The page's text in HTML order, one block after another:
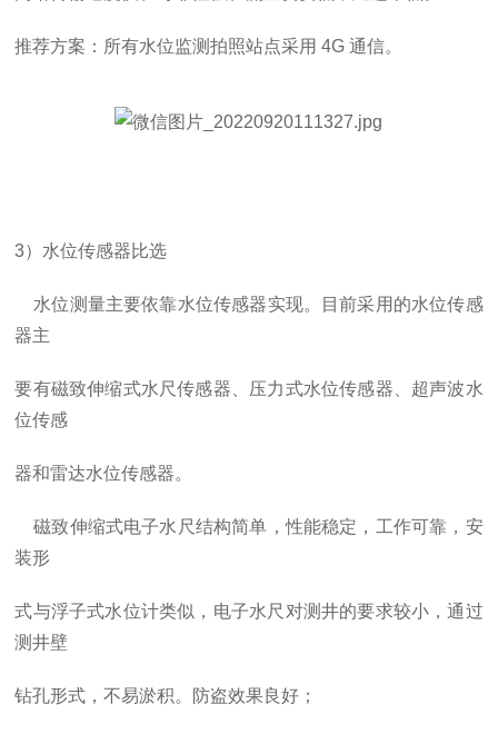
推荐方案：所有水位监测拍照站点采用 4G 通信。
3）水位传感器比选
水位测量主要依靠水位传感器实现。目前采用的水位传感
器主
要有磁致伸缩式水尺传感器、压力式水位传感器、超声波水
位传感
器和雷达水位传感器。
磁致伸缩式电子水尺结构简单，性能稳定，工作可靠，安
装形
式与浮子式水位计类似，电子水尺对测井的要求较小，通过
测井壁
钻孔形式，不易淤积。防盗效果良好；